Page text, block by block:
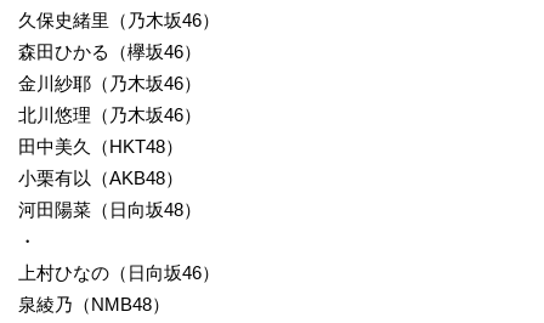
久保史緒里（乃木坂46）
森田ひかる（欅坂46）
金川紗耶（乃木坂46）
北川悠理（乃木坂46）
田中美久（HKT48）
小栗有以（AKB48）
河田陽菜（日向坂48）
・
上村ひなの（日向坂46）
泉綾乃（NMB48）